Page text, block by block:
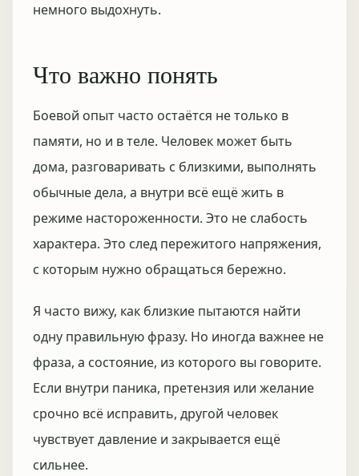
немного выдохнуть.
Что важно понять
Боевой опыт часто остаётся не только в
памяти, но и в теле. Человек может быть
дома, разговаривать с близкими, выполнять
обычные дела, а внутри всё ещё жить в
режиме настороженности. Это не слабость
характера. Это след пережитого напряжения,
с которым нужно обращаться бережно.
Я часто вижу, как близкие пытаются найти
одну правильную фразу. Но иногда важнее не
фраза, а состояние, из которого вы говорите.
Если внутри паника, претензия или желание
срочно всё исправить, другой человек
чувствует давление и закрывается ещё
сильнее.